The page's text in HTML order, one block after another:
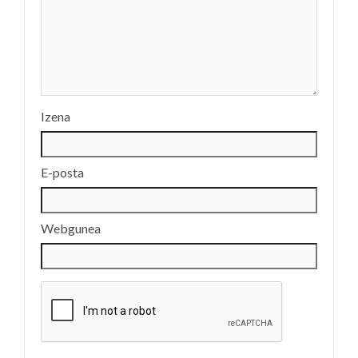
Izena
E-posta
Webgunea